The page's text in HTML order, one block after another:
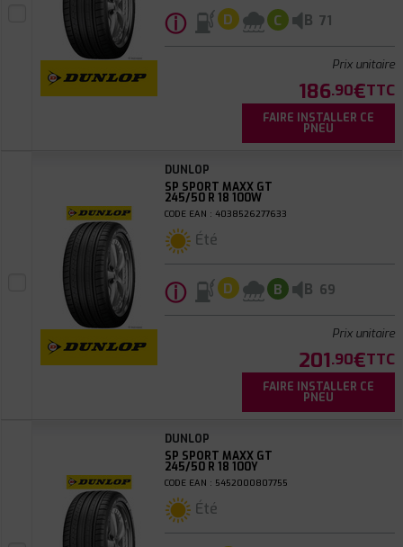
ⓘ D C B 71
Prix unitaire
186.90€TTC
FAIRE INSTALLER CE
PNEU
DUNLOP
SP SPORT MAXX GT
245/50 R 18 100W
CODE EAN : 4038526277633
Été
ⓘ D B B 69
Prix unitaire
201.90€TTC
FAIRE INSTALLER CE
PNEU
DUNLOP
SP SPORT MAXX GT
245/50 R 18 100Y
CODE EAN : 5452000807755
Été